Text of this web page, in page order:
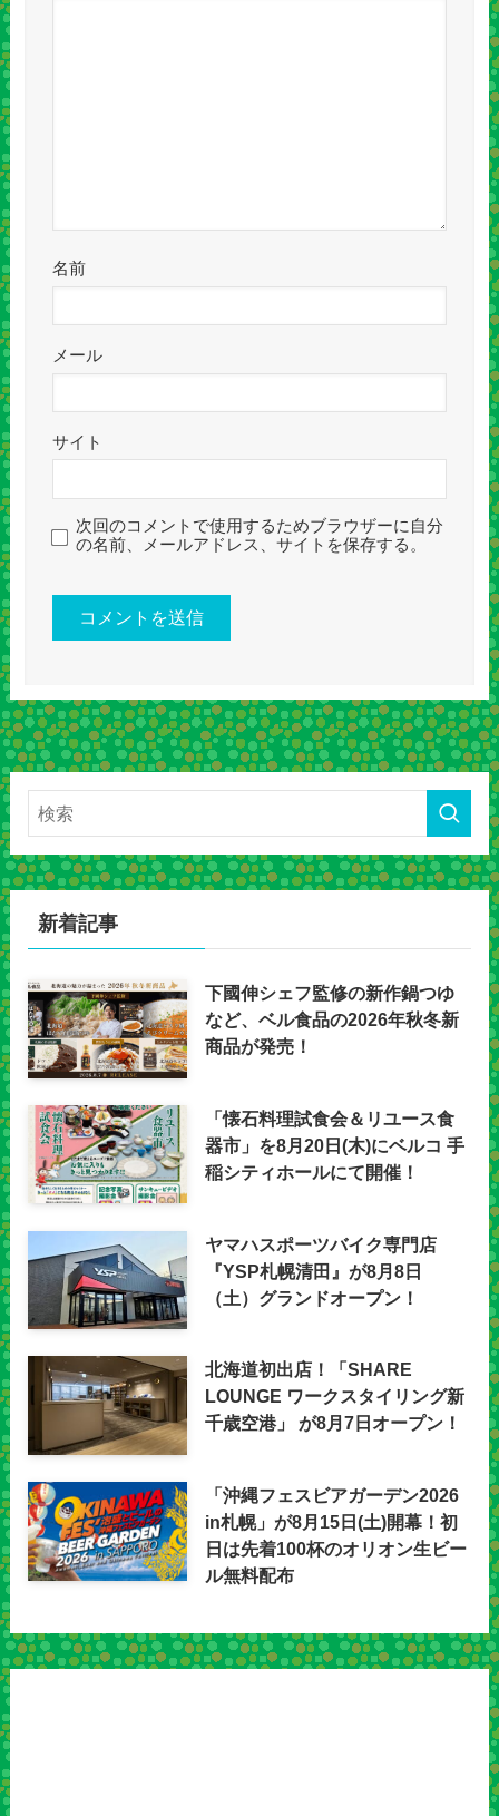
名前
メール
サイト
次回のコメントで使用するためブラウザーに自分
の名前、メールアドレス、サイトを保存する。
新着記事
下國伸シェフ監修の新作鍋つゆ
など、ベル食品の2026年秋冬新
商品が発売！
「懐石料理試食会＆リユース食
器市」を8月20日(木)にベルコ 手
稲シティホールにて開催！
ヤマハスポーツバイク専門店
『YSP札幌清田』が8月8日
（土）グランドオープン！
北海道初出店！「SHARE
LOUNGE ワークスタイリング新
千歳空港」 が8月7日オープン！
「沖縄フェスビアガーデン2026
in札幌」が8月15日(土)開幕！初
日は先着100杯のオリオン生ビー
ル無料配布